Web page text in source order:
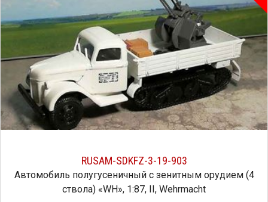
RUSAM-SDKFZ-3-19-903
Автомобиль полугусеничный с зенитным орудием (4
ствола) «WH», 1:87, II, Wehrmacht